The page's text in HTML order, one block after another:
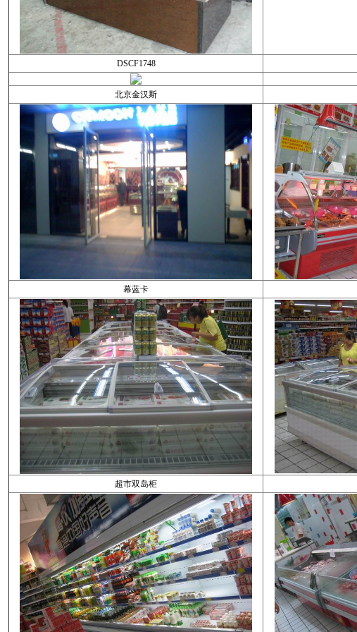
DSCF1748
北京金汉斯
幕蓝卡
超市双岛柜